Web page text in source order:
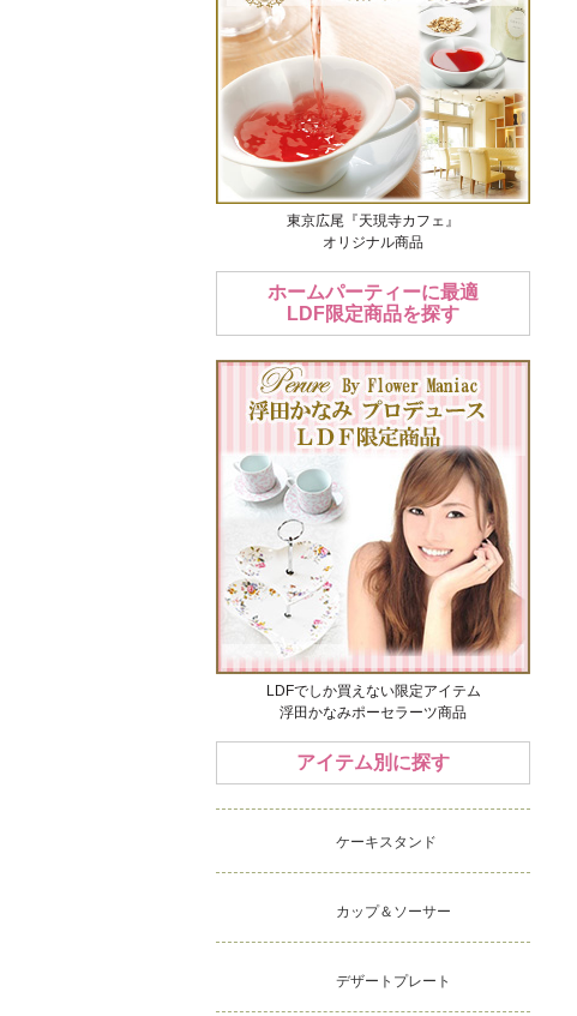
東京広尾『天現寺カフェ』
オリジナル商品
ホームパーティーに最適
LDF限定商品を探す
LDFでしか買えない限定アイテム
浮田かなみポーセラーツ商品
アイテム別に探す
ケーキスタンド
カップ＆ソーサー
デザートプレート